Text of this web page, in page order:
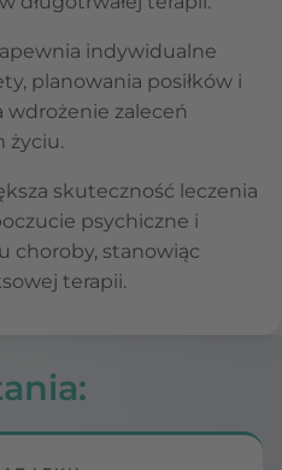
indywidualne
planowania posiłków i
wdrożenie zaleceń
życiu.
skuteczność leczenia
psychiczne i
choroby, stanowiąc
terapii.